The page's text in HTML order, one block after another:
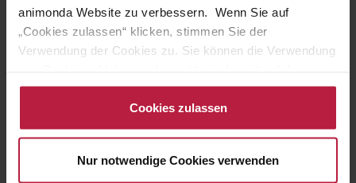
animonda Website zu verbessern. Wenn Sie auf
„Cookies zulassen“ klicken, stimmen Sie der
Verwendung der Cookies zu. Sie können die Verwendung
Datenschutzseiteändern/widerrufen oder auf das
Cookiebot-Logo am linken unteren Bildrand klicken. Mit
Klick auf „Cookies zulassen“ erteilen Sie Ihre Einwilligung
Shop an unseren Partner, die shopware AG (Ebbinghoff
Cookies zulassen
Nur notwendige Cookies verwenden
%